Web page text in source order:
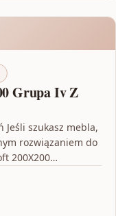
Grupa Iv Z
szukasz mebla,
rozwiązaniem do
200X200…